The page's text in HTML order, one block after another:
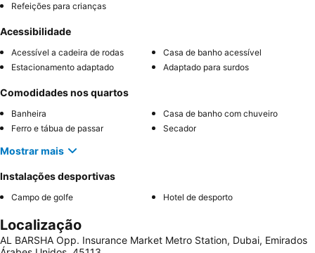
Refeições para crianças
Acessibilidade
Acessível a cadeira de rodas
Casa de banho acessível
Estacionamento adaptado
Adaptado para surdos
Comodidades nos quartos
Banheira
Casa de banho com chuveiro
Ferro e tábua de passar
Secador
Mostrar mais
Instalações desportivas
Campo de golfe Hotel de desporto
Localização
AL BARSHA Opp. Insurance Market Metro Station, Dubai, Emirados